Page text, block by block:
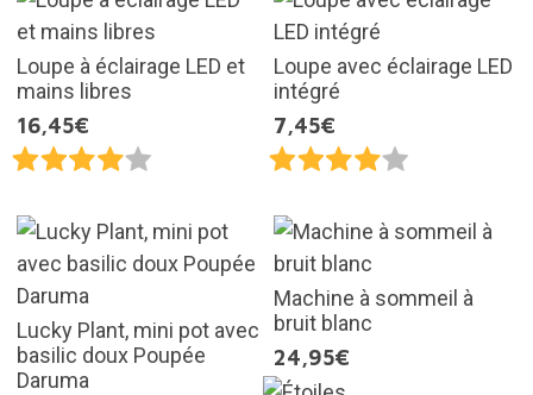
Loupe à éclairage LED et
mains libres
16,45€
Loupe avec éclairage LED
intégré
7,45€
Lucky Plant, mini pot avec
basilic doux Poupée
Daruma
Machine à sommeil à
bruit blanc
24,95€